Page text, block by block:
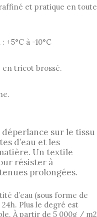
et pratique en toute
à -10°C
en tricot brossé.
sur le tissu
d’eau et les
Un textile
résister à
prolongées.
d’eau (sous forme de
Plus le degré est
À partir de 5 000g / m2